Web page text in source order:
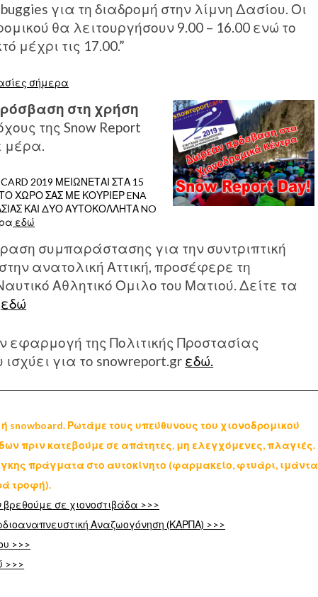
για τη διαδρομή στην λίμνη Δασίου. Οι
θα λειτουργήσουν 9.00 – 16.00 ενώ το
μέχρι τις 17.00.”
σήμερα
στη χρήση
της Snow Report
μέρα.
CARD 2019 ΜΕΙΩΝΕΤΑΙ ΣΤΑ 15
ΧΩΡΟ ΣΑΣ ΜΕ ΚΟΥΡΙΕΡ ENA
ΚΑΙ ΔΥΟ ΑΥΤΟΚΟΛΛΗΤΑ NO
εδώ
συμπαράστασης για την συντριπτική
ανατολική Αττική, προσέφερε τη
Αθλητικό Ομιλο του Ματιού. Δείτε τα
εδώ
της Πολιτικής Προστασίας
για το snowreport.gr εδώ.
snowboard. Ρωτάμε τους υπεύθυνους του χιονοδρομικού
πριν κατεβούμε σε απάτητες, μη ελεγχόμενες, πλαγιές.
πράγματα στο αυτοκίνητο (φαρμακείο, φτυάρι, ιμάντα
τροφή).
βρεθούμε σε χιονοστιβάδα >>>
Αναζωογόνηση (ΚΑΡΠΑ) >>>
>>>
>>>